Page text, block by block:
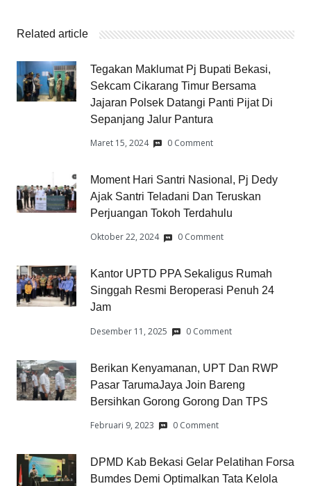
Related article
Tegakan Maklumat Pj Bupati Bekasi,
Sekcam Cikarang Timur Bersama
Jajaran Polsek Datangi Panti Pijat Di
Sepanjang Jalur Pantura
Maret 15, 2024 0 Comment
Moment Hari Santri Nasional, Pj Dedy
Ajak Santri Teladani Dan Teruskan
Perjuangan Tokoh Terdahulu
Oktober 22, 2024 0 Comment
Kantor UPTD PPA Sekaligus Rumah
Singgah Resmi Beroperasi Penuh 24
Jam
Desember 11, 2025 0 Comment
Berikan Kenyamanan, UPT Dan RWP
Pasar TarumaJaya Join Bareng
Bersihkan Gorong Gorong Dan TPS
Februari 9, 2023 0 Comment
DPMD Kab Bekasi Gelar Pelatihan Forsa
Bumdes Demi Optimalkan Tata Kelola